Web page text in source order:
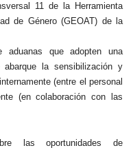
11 de la Herramienta
de Género (GEOAT) de la
aduanas que adopten una
abarque la sensibilización y
(entre el personal
(en colaboración con las
las oportunidades de